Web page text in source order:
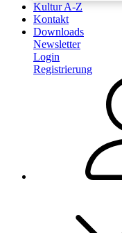
Kultur A-Z
Kontakt
Downloads
Newsletter
Login
Registrierung